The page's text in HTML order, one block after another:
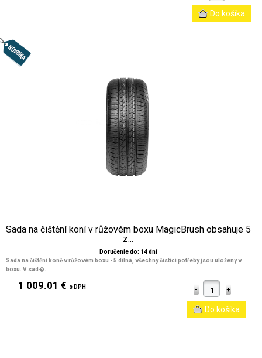
Sada na čištění koní v růžovém boxu MagicBrush obsahuje 5
z...
Doručenie do: 14 dní
Sada na čištění koně v růžovém boxu - 5 dílná, všechny čistící potřeby jsou uloženy v
boxu. V sad�...
1 009.01 € s DPH